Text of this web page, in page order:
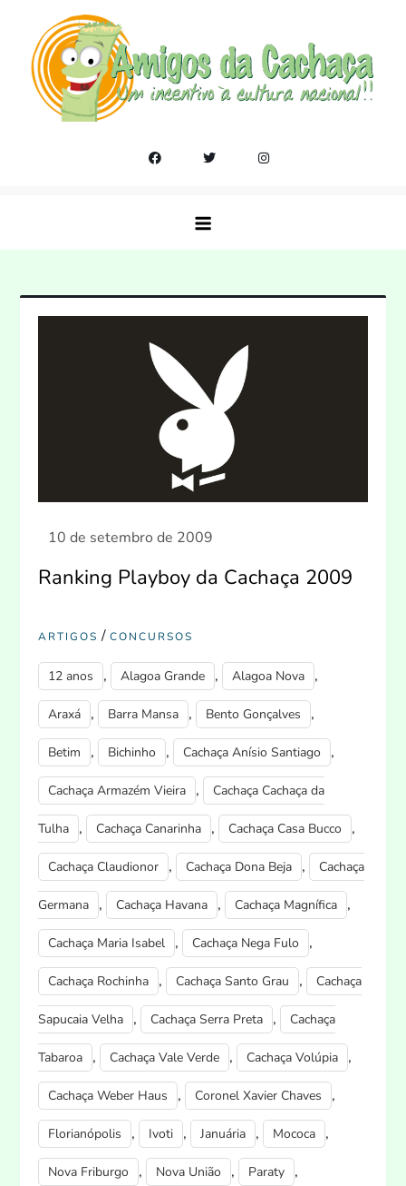
content
Ranking Playboy da Cachaça 2009
ARTIGOS /CONCURSOS
12 anos , Alagoa Grande , Alagoa Nova ,
Araxá , Barra Mansa , Bento Gonçalves ,
Betim , Bichinho , Cachaça Anísio Santiago ,
Cachaça Armazém Vieira , Cachaça Cachaça da
Tulha , Cachaça Canarinha , Cachaça Casa Bucco ,
Cachaça Claudionor , Cachaça Dona Beja , Cachaça
Germana , Cachaça Havana , Cachaça Magnífica ,
Cachaça Maria Isabel , Cachaça Nega Fulo ,
Cachaça Rochinha , Cachaça Santo Grau , Cachaça
Sapucaia Velha , Cachaça Serra Preta , Cachaça
Tabaroa , Cachaça Vale Verde , Cachaça Volúpia ,
Cachaça Weber Haus , Coronel Xavier Chaves ,
Florianópolis , Ivoti , Januária , Mococa ,
Nova Friburgo , Nova União , Paraty ,